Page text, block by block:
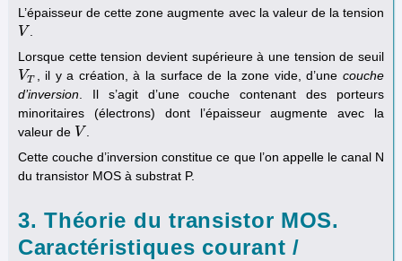
L’épaisseur de cette zone augmente avec la valeur de la tension
V
V .
Lorsque cette tension devient supérieure à une tension de seuil
VT
VT , il y a création, à la surface de la zone vide, d’une couche
d’inversion. Il s’agit d’une couche contenant des porteurs
minoritaires (électrons) dont l’épaisseur augmente avec la
valeur de V
V .
Cette couche d’inversion constitue ce que l’on appelle le canal N
du transistor MOS à substrat P.
3. Théorie du transistor MOS.
Caractéristiques courant /